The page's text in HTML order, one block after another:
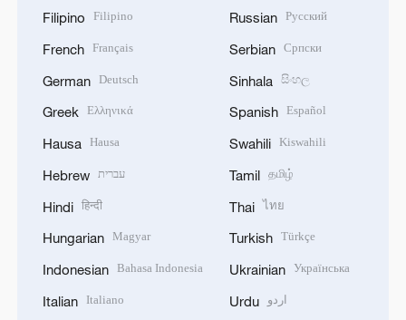
Filipino Filipino
French Français
German Deutsch
Greek Ελληνικά
Hausa Hausa
Hebrew עברית
Hindi हिन्दी
Hungarian Magyar
Indonesian Bahasa Indonesia
Italian Italiano
Russian Русский
Serbian Српски
Sinhala සිංහල
Spanish Español
Swahili Kiswahili
Tamil தமிழ்
Thai ไทย
Turkish Türkçe
Ukrainian Українська
Urdu اردو